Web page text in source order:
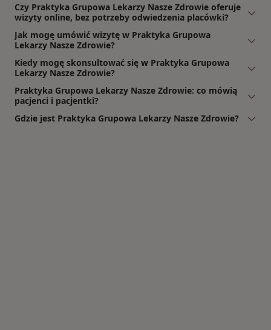
Czy Praktyka Grupowa Lekarzy Nasze Zdrowie oferuje
wizyty online, bez potrzeby odwiedzenia placówki?
Jak mogę umówić wizytę w Praktyka Grupowa
Lekarzy Nasze Zdrowie?
Kiedy mogę skonsultować się w Praktyka Grupowa
Lekarzy Nasze Zdrowie?
Praktyka Grupowa Lekarzy Nasze Zdrowie: co mówią
pacjenci i pacjentki?
Gdzie jest Praktyka Grupowa Lekarzy Nasze Zdrowie?